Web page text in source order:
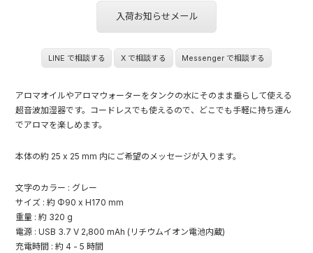
入荷お知らせメール
LINE で相談する X で相談する Messenger で相談する
アロマオイルやアロマウォーターをタンクの水にそのまま垂らして使える
超音波加湿器です。コードレスでも使えるので、どこでも手軽に持ち運ん
でアロマを楽しめます。
本体の約 25 x 25 mm 内にご希望のメッセージが入ります。
文字のカラー : グレー
サイズ : 約 Φ90 x H170 mm
重量 : 約 320 g
電源 : USB 3.7 V 2,800 mAh (リチウムイオン電池内蔵)
充電時間 : 約 4 - 5 時間